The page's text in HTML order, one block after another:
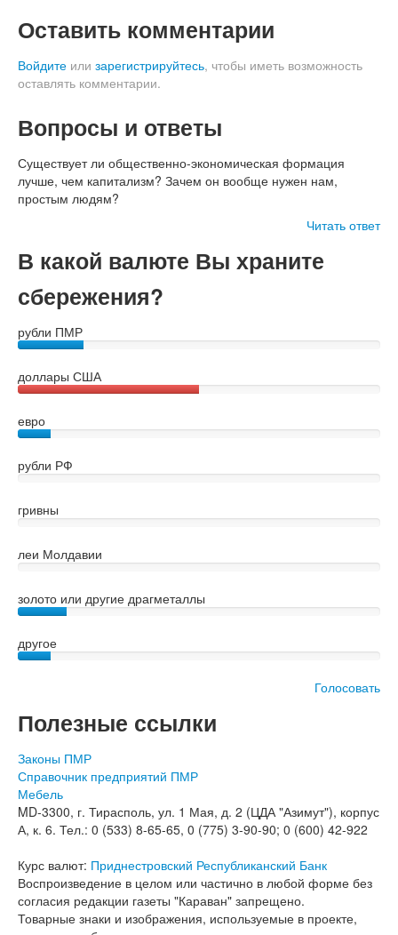
Оставить комментарии
Войдите или зарегистрируйтесь, чтобы иметь возможность
оставлять комментарии.
Вопросы и ответы
Существует ли общественно-экономическая формация
лучше, чем капитализм? Зачем он вообще нужен нам,
простым людям?
Читать ответ
В какой валюте Вы храните
сбережения?
рубли ПМР
доллары США
евро
рубли РФ
гривны
леи Молдавии
золото или другие драгметаллы
другое
Голосовать
Полезные ссылки
Законы ПМР
Справочник предприятий ПМР
Мебель
MD-3300, г. Тирасполь, ул. 1 Мая, д. 2 (ЦДА "Азимут"), корпус
А, к. 6. Тел.: 0 (533) 8-65-65, 0 (775) 3-90-90; 0 (600) 42-922
Курс валют: Приднестровский Республиканский Банк
Воспроизведение в целом или частично в любой форме без
согласия редакции газеты "Караван" запрещено.
Товарные знаки и изображения, используемые в проекте,